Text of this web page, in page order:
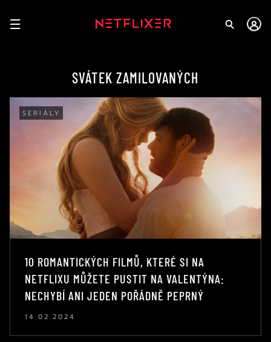
SVÁTEK ZAMILOVANÝCH
SERIÁLY
10 ROMANTICKÝCH FILMŮ, KTERÉ SI NA
NETFLIXU MŮŽETE PUSTIT NA VALENTÝNA:
NECHYBÍ ANI JEDEN POŘÁDNĚ PEPRNÝ
14.02.2024